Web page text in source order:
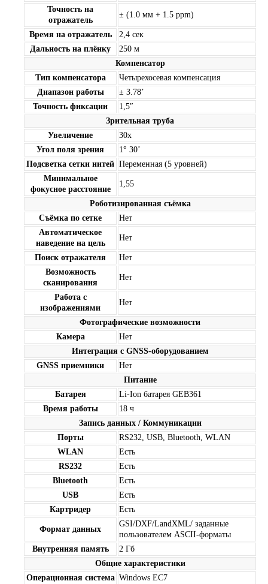
Точность на
отражатель
± (1.0 мм + 1.5 ppm)
Время на отражатель
2,4 сек
Дальность на плёнку
250 м
Компенсатор
Тип компенсатора
Четырехосевая компенсация
Диапазон работы
± 3.78’
Точность фиксации
1,5″
Зрительная труба
Увеличение
30х
Угол поля зрения
1° 30’
Подсветка сетки нитей Переменная (5 уровней)
Минимальное
фокусное расстояние
1,55
Роботизированная съёмка
Съёмка по сетке
Нет
Автоматическое
наведение на цель
Нет
Поиск отражателя
Нет
Возможность
сканирования
Нет
Работа с
изображениями
Нет
Фотографические возможности
Камера
Нет
Интеграция с GNSS-оборудованием
GNSS приемники
Нет
Питание
Батарея
Li-Ion батарея GEB361
Время работы
18 ч
Запись данных / Коммуникации
Порты
RS232, USB, Bluetooth, WLAN
WLAN
Есть
RS232
Есть
Bluetooth
Есть
USB
Есть
Картридер
Есть
Формат данных
GSI/DXF/LandXML/ заданные
пользователем ASCII-форматы
Внутренняя память
2 Гб
Общие характеристики
Операционная система Windows EC7